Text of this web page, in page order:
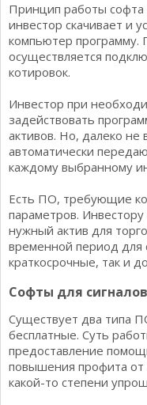
Принцип работы софта
инвестор скачивает и
компьютер программу.
осуществляется
котировок.
Инвестор при
задействовать
активов. Но, далеко не
автоматически
каждому выбранному
Есть ПО, требующие
параметров.
нужный актив для
временной период для
краткосрочные, так и
Софты для
Существует два типа
бесплатные. Суть
предоставление
повышения профита от
какой-то степени